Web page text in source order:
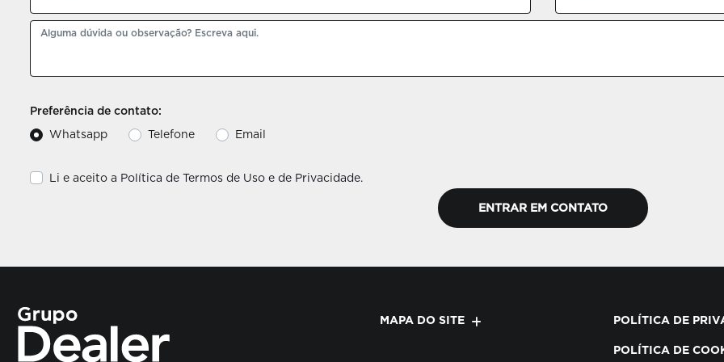
Preferência de contato:
Whatsapp
Telefone Email
Li e aceito a Política de Termos de Uso e de Privacidade.
ENTRAR EM CONTATO
MAPA DO SITE POLÍTICA DE
POLÍTICA DE